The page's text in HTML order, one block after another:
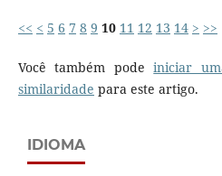
<< < 5 6 7 8 9 10 11 12 13 14 > >>
Você também podeiniciar
similaridade para este artigo.
IDIOMA